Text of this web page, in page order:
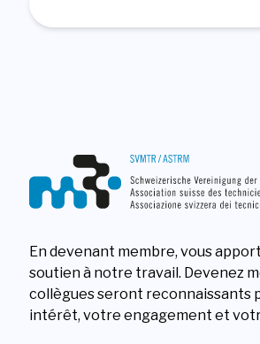
En devenant membre, vous
soutien à notre travail. Devenez
collègues seront reconnaissants
intérêt, votre engagement et